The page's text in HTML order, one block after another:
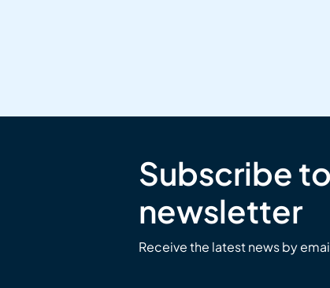
Subscribe
newsletter
Receive the latest news by